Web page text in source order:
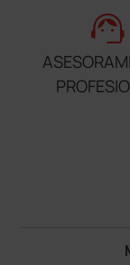
support_agent